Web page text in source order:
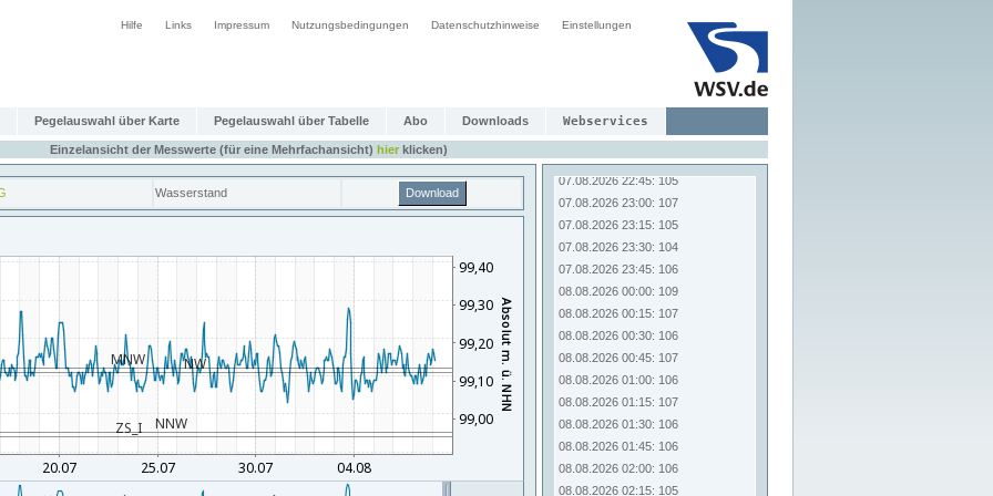
Hilfe Links Impressum Nutzungsbedingungen Datenschutzhinweise Einstellungen
Pegelauswahl über Karte Pegelauswahl über Tabelle Abo Downloads Webservices
Einzelansicht der Messwerte (für eine Mehrfachansicht) hierklicken)
Wasserstand Download
07.08.2026 21:00: 104
07.08.2026 22:00: 103
07.08.2026 22:15: 103
07.08.2026 22:30: 102
07.08.2026 22:45: 105
07.08.2026 23:00: 107
07.08.2026 23:15: 105
07.08.2026 23:30: 104
07.08.2026 23:45: 106
08.08.2026 00:00: 109
08.08.2026 00:15: 107
08.08.2026 00:30: 106
08.08.2026 00:45: 107
08.08.2026 01:00: 106
08.08.2026 01:15: 107
08.08.2026 01:30: 106
08.08.2026 01:45: 106
08.08.2026 02:00: 106
08.08.2026 02:15: 105